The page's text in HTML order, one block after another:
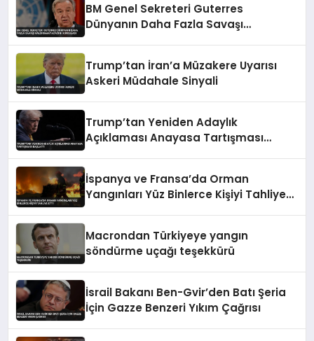
BM Genel Sekreteri Guterres
Dünyanın Daha Fazla Savaşı
Trump’tan İran’a Müzakere Uyarısı
Askeri Müdahale Sinyali
Trump’tan Yeniden Adaylık
Açıklaması Anayasa Tartışması
İspanya ve Fransa’da Orman
Yangınları Yüz Binlerce Kişiyi Tahliye
Macrondan Türkiyeye yangın
söndürme uçağı teşekkürü
İsrail Bakanı Ben-Gvir’den Batı Şeria
İçin Gazze Benzeri Yıkım Çağrısı